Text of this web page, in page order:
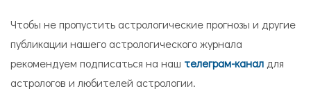
Чтобы не пропустить астрологические прогнозы и другие
публикации нашего астрологического журнала
рекомендуем подписаться на наш телеграм-каналдля
астрологов и любителей астрологии.